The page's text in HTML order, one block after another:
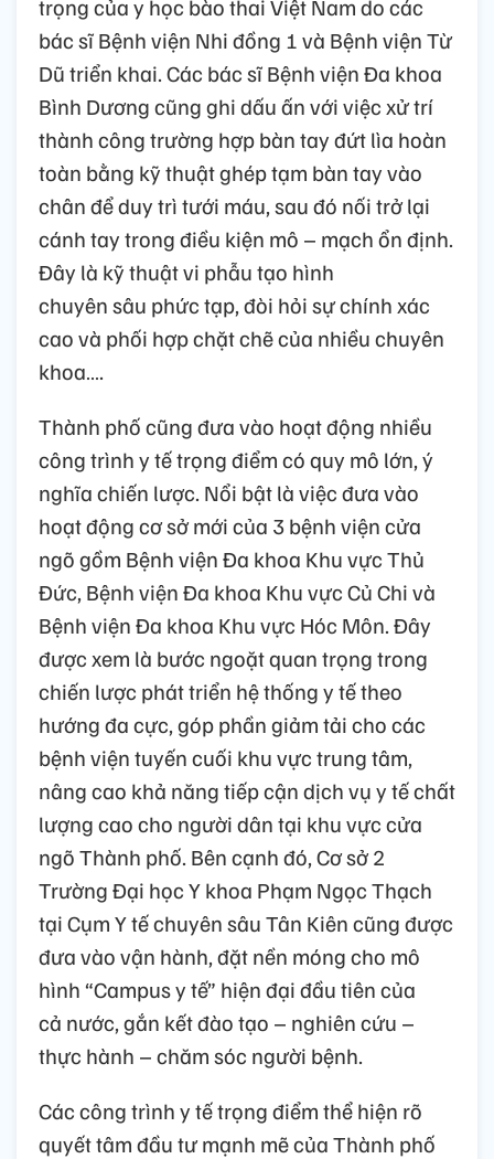
trọng của y học bào thai Việt Nam do các
bác sĩ Bệnh viện Nhi đồng 1 và Bệnh viện Từ
Dũ triển khai. Các bác sĩ Bệnh viện Đa khoa
Bình Dương cũng ghi dấu ấn với việc xử trí
thành công trường hợp bàn tay đứt lìa hoàn
toàn bằng kỹ thuật ghép tạm bàn tay vào
chân để duy trì tưới máu, sau đó nối trở lại
cánh tay trong điều kiện mô – mạch ổn định.
Đây là kỹ thuật vi phẫu tạo hình
chuyên sâu phức tạp, đòi hỏi sự chính xác
cao và phối hợp chặt chẽ của nhiều chuyên
khoa….
Thành phố cũng đưa vào hoạt động nhiều
công trình y tế trọng điểm có quy mô lớn, ý
nghĩa chiến lược. Nổi bật là việc đưa vào
hoạt động cơ sở mới của 3 bệnh viện cửa
ngõ gồm Bệnh viện Đa khoa Khu vực Thủ
Đức, Bệnh viện Đa khoa Khu vực Củ Chi và
Bệnh viện Đa khoa Khu vực Hóc Môn. Đây
được xem là bước ngoặt quan trọng trong
chiến lược phát triển hệ thống y tế theo
hướng đa cực, góp phần giảm tải cho các
bệnh viện tuyến cuối khu vực trung tâm,
nâng cao khả năng tiếp cận dịch vụ y tế chất
lượng cao cho người dân tại khu vực cửa
ngõ Thành phố. Bên cạnh đó, Cơ sở 2
Trường Đại học Y khoa Phạm Ngọc Thạch
tại Cụm Y tế chuyên sâu Tân Kiên cũng được
đưa vào vận hành, đặt nền móng cho mô
hình “Campus y tế” hiện đại đầu tiên của
cả nước, gắn kết đào tạo – nghiên cứu –
thực hành – chăm sóc người bệnh.
Các công trình y tế trọng điểm thể hiện rõ
quyết tâm đầu tư mạnh mẽ của Thành phố